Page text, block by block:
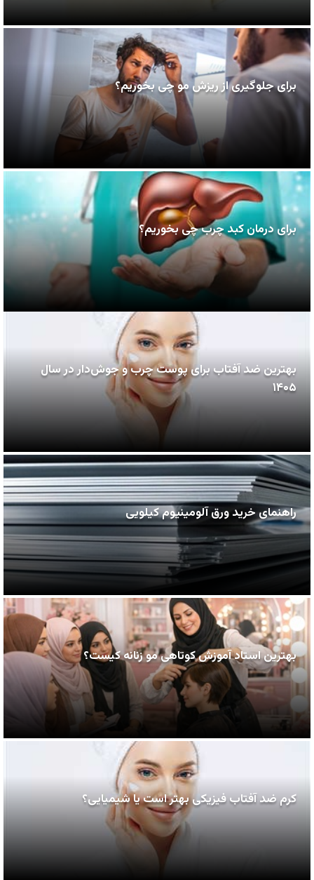
برای جلوگیری از ریزش مو چی بخوریم؟
برای درمان کبد چرب چی بخوریم؟
بهترین ضد آفتاب برای پوست چرب و جوش‌دار در سال
۱۴۰۵
راهنمای خرید ورق آلومینیوم کیلویی
بهترین استاد آموزش کوتاهی مو زنانه کیست؟
کرم ضد آفتاب فیزیکی بهتر است یا شیمیایی؟